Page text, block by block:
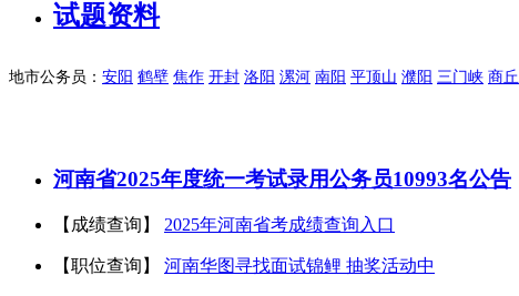
试题资料
地市公务员： 安阳 鹤壁 焦作 开封 洛阳 漯河 南阳 平顶山 濮阳 三门峡 商丘
河南省2025年度统一考试录用公务员10993名公告
【成绩查询】 2025年河南省考成绩查询入口
【职位查询】 河南华图寻找面试锦鲤 抽奖活动中